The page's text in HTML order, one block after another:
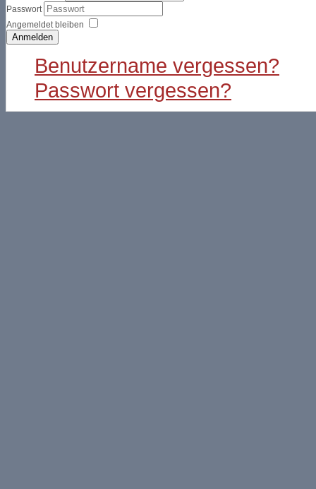
Passwort
Angemeldet bleiben
Anmelden
Benutzername vergessen?
Passwort vergessen?